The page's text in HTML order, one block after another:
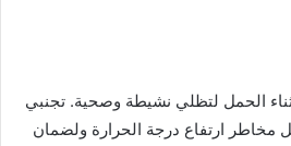
الحمل لتظلي نشيطة وصحية. تجنبي
مخاطر ارتفاع درجة الحرارة ولضمان